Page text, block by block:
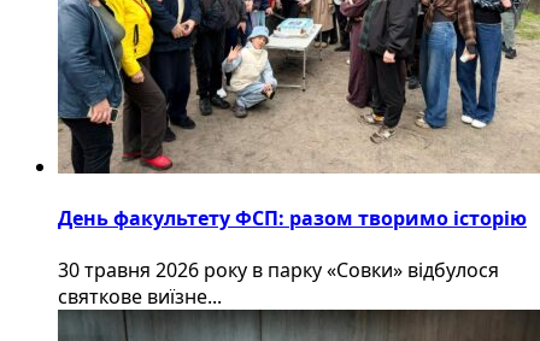
День факультету ФСП: разом творимо історію
30 травня 2026 року в парку «Совки» відбулося
святкове виїзне...